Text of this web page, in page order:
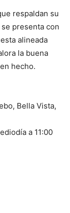
respaldan su
presenta con
alineada
la buena
hecho.
Bella Vista,
a 11:00